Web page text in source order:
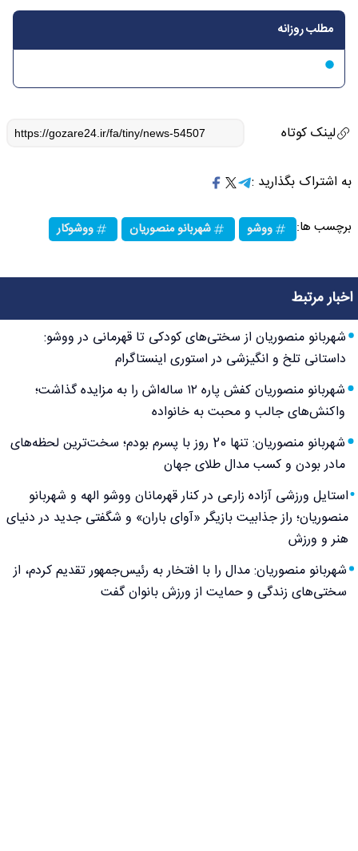
مطلب روزانه
لینک کوتاه
به اشتراک بگذارید :
برچسب ها: ووشو شهربانو منصوریان ووشوکار
اخبار مرتبط
شهربانو منصوریان از سختی‌های کودکی تا قهرمانی در ووشو:
داستانی تلخ و انگیزشی در استوری اینستاگرام
شهربانو منصوریان کفش پاره ۱۲ ساله‌اش را به مزایده گذاشت؛
واکنش‌های جالب و محبت به خانواده
شهربانو منصوریان: تنها 20 روز با پسرم بودم؛ سخت‌ترین لحظه‌های
مادر بودن و کسب مدال طلای جهان
استایل ورزشی آزاده زارعی در کنار قهرمانان ووشو الهه و شهربانو
منصوریان؛ راز جذابیت بازیگر «آوای باران» و شگفتی جدید در دنیای
هنر و ورزش
شهربانو منصوریان: مدال را با افتخار به رئیس‌جمهور تقدیم کردم، از
سختی‌های زندگی و حمایت از ورزش بانوان گفت